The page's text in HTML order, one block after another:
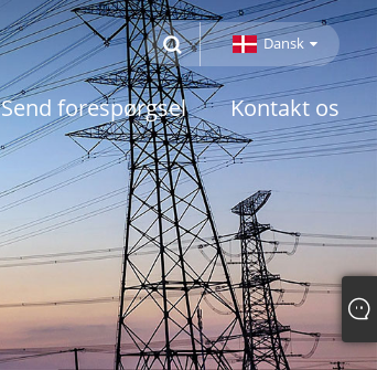
Dansk
Send forespørgsel Kontakt os